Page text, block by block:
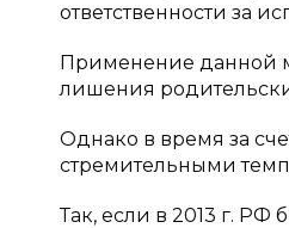
ответственности за
Применение данной
лишения
Однако в время за
стремительными
Так, если в 2013 г. РФ